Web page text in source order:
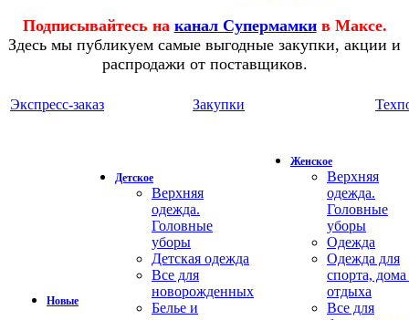
Подписывайтесь на канал Супермамки в Максе.
Здесь мы публикуем самые выгодные закупки, акции и
распродажи от поставщиков.
Экспресс-заказ Закупки
Новые
Детское
Верхняя
одежда.
Головные
уборы
Детская одежда
Все для
новорожденных
Белье и
Женское
Верхняя
одежда.
Головные
уборы
Одежда
Одежда для
спорта,
отдыха
Все для